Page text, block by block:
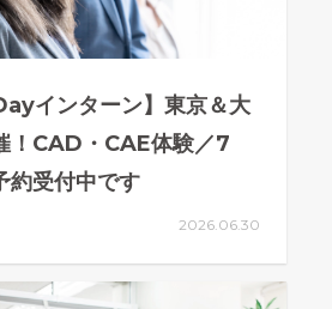
インターン】東京＆大
！CAD・CAE体験／7
約受付中です
2026.06.30